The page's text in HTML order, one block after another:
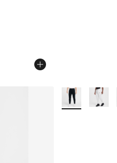
prix est passé de $70.00 à
Plus de